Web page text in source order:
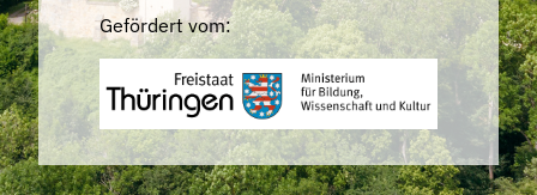
Gefördert vom: